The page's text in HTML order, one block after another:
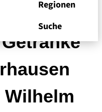
Regionen
Suche
Otto